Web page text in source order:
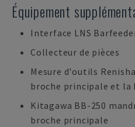
Équipement
Interface LNS
Collecteur de pièces
Mesure d'outils
broche principale et la
Kitagawa BB-250
broche principale